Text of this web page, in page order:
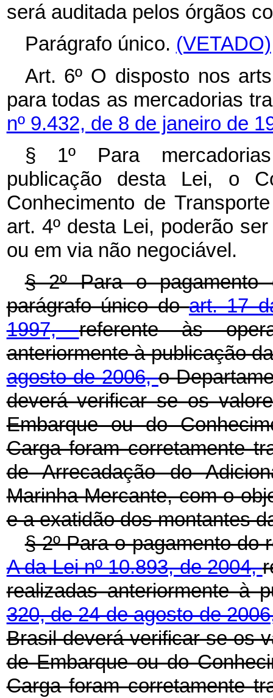
será auditada pelos órgãos
Parágrafo único. (VETADO)
Art. 6º O disposto nos
para todas as mercadorias
nº 9.432, de 8 de janeiro de
§ 1º Para
publicação desta Lei, o
Conhecimento de
art. 4º desta Lei, poderão
ou em via não negociável.
§ 2º Para o pagamento
parágrafo único doart. 17
1997,referente às
anteriormente à publicação
agosto de 2006,o
deverá verificar se os
Embarque ou do
Carga foram corretamente
de Arrecadação do
Marinha Mercante, com o
e a exatidão dos montantes
§ 2º Para o pagamento
A da Lei nº 10.893, de 2004,
realizadas anteriormente à
320, de 24 de agosto de
Brasil deverá verificar se os
de Embarque ou do
Carga foram corretamente